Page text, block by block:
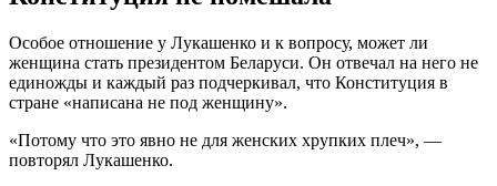
Особое отношение у Лукашенко и к вопросу, может ли
женщина стать президентом Беларуси. Он отвечал на него не
единожды и каждый раз подчеркивал, что Конституция в
стране «написана не под женщину».
«Потому что это явно не для женских хрупких плеч», —
повторял Лукашенко.